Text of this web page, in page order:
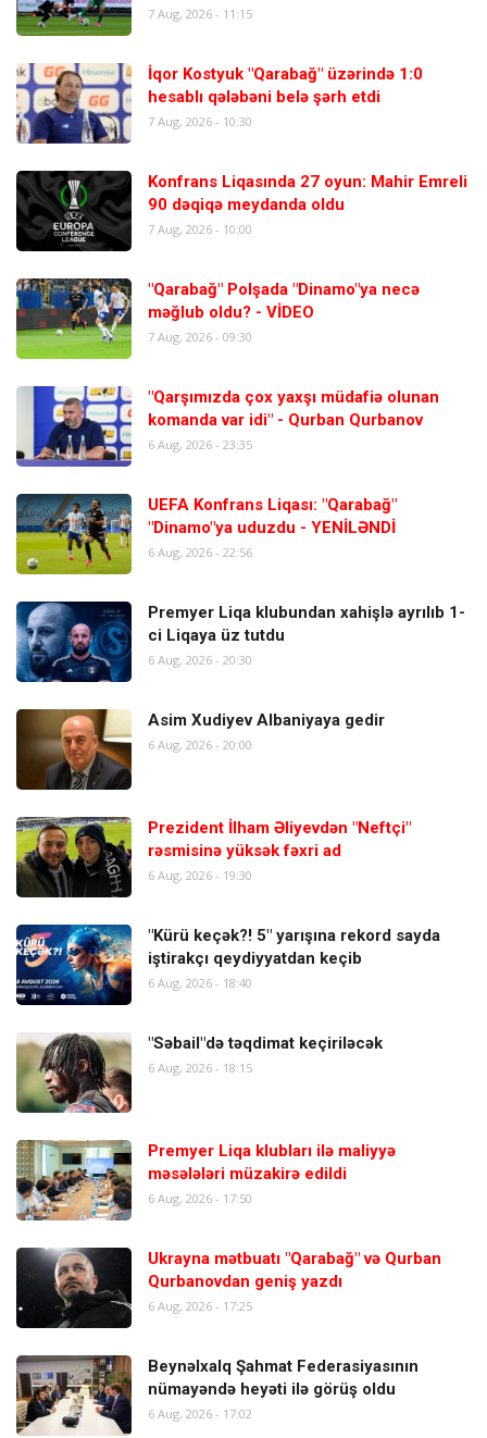
7 Aug, 2026 - 11:15
İqor Kostyuk "Qarabağ" üzərində 1:0
hesablı qələbəni belə şərh etdi
7 Aug, 2026 - 10:30
Konfrans Liqasında 27 oyun: Mahir Emreli
90 dəqiqə meydanda oldu
7 Aug, 2026 - 10:00
"Qarabağ" Polşada "Dinamo"ya necə
məğlub oldu? - VİDEO
7 Aug, 2026 - 09:30
"Qarşımızda çox yaxşı müdafiə olunan
komanda var idi" - Qurban Qurbanov
6 Aug, 2026 - 23:35
UEFA Konfrans Liqası: "Qarabağ"
"Dinamo"ya uduzdu - YENİLƏNDİ
6 Aug, 2026 - 22:56
Premyer Liqa klubundan xahişlə ayrılıb 1-
ci Liqaya üz tutdu
6 Aug, 2026 - 20:30
Asim Xudiyev Albaniyaya gedir
6 Aug, 2026 - 20:00
Prezident İlham Əliyevdən "Neftçi"
rəsmisinə yüksək fəxri ad
6 Aug, 2026 - 19:30
"Kürü keçək?! 5" yarışına rekord sayda
iştirakçı qeydiyyatdan keçib
6 Aug, 2026 - 18:40
"Səbail"də təqdimat keçiriləcək
6 Aug, 2026 - 18:15
Premyer Liqa klubları ilə maliyyə
məsələləri müzakirə edildi
6 Aug, 2026 - 17:50
Ukrayna mətbuatı "Qarabağ" və Qurban
Qurbanovdan geniş yazdı
6 Aug, 2026 - 17:25
Beynəlxalq Şahmat Federasiyasının
nümayəndə heyəti ilə görüş oldu
6 Aug, 2026 - 17:02